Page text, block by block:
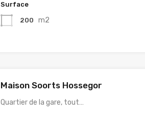
Surface
200 m2
Maison Soorts Hossegor
Quartier de la gare, tout…